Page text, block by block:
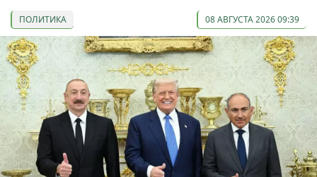
ПОЛИТИКА 08 АВГУСТА 2026 09:39